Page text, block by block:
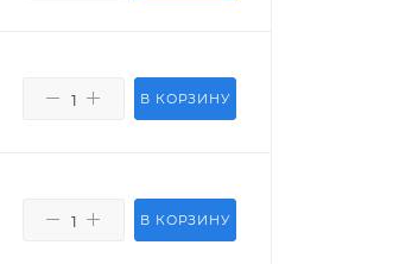
В КОРЗИНУ
В КОРЗИНУ